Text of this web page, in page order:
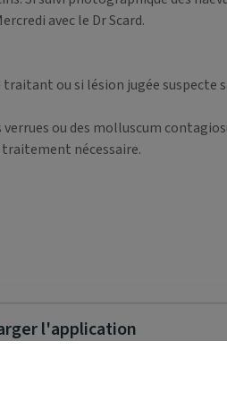
avec le Dr Scard.
ou si lésion jugée suspecte
verrues ou des molluscum
nécessaire.
ma consultation.
l'application